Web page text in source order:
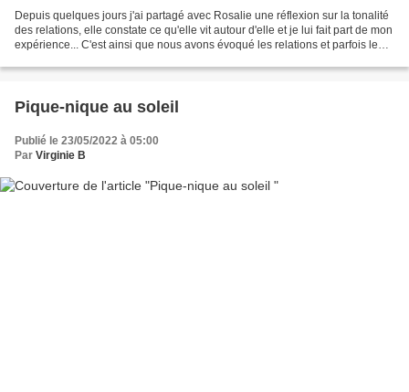
Depuis quelques jours j'ai partagé avec Rosalie une réflexion sur la tonalité
des relations, elle constate ce qu'elle vit autour d'elle et je lui fait part de mon
expérience... C'est ainsi que nous avons évoqué les relations et parfois le
Pique-nique au soleil
Publié le 23/05/2022 à 05:00
Par Virginie B